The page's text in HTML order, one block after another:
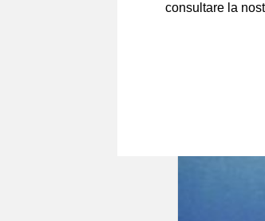
Blue
consultare la